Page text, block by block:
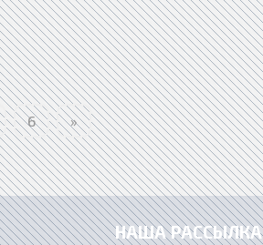
6 »
НАША РАССЫЛКА